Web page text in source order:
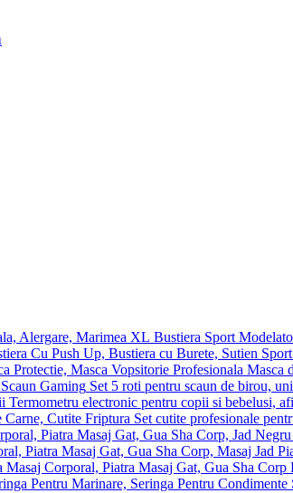
Bustiera Sport
Masca
Set 5 roti pentru scaun de birou,
Termometru electronic pentru copii si bebelusi,
Set cutite profesionale